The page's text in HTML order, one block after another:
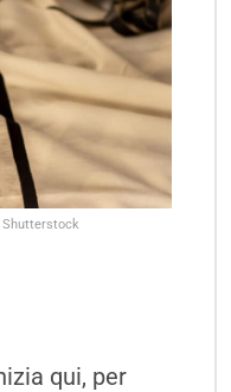
qui, per